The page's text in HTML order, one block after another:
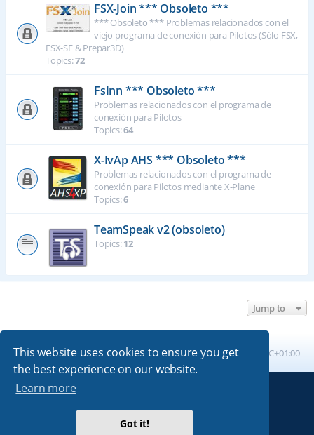
This website uses cookies to ensure you get
the best experience on our website.
Learn more
Got it!
FSX-Join *** Obsoleto ***
*** Obsoleto *** Problemas relacionados con el
viejo programa de conexión para Pilotos (Sólo FSX,
FSX-SE & Prepar3D)
Topics:72
FsInn *** Obsoleto ***
Problemas relacionados con el programa de
conexión para Pilotos
Topics:64
X-IvAp AHS *** Obsoleto ***
Problemas relacionados con el programa de
conexión para Pilotos mediante X-Plane
Topics:6
TeamSpeak v2 (obsoleto)
Topics:12
Jump to
Board index All times are UTC+01:00
Absolution style by
Premium phpBB Styles